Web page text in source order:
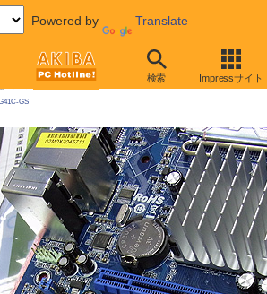
Powered by Translate
検索 Impressサイト
PC Hotline! 2010年3月6日号
GS